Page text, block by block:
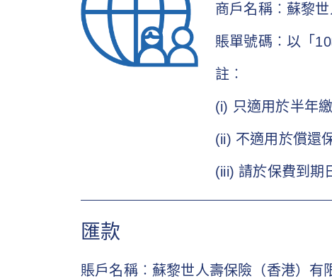
商戶名稱︰蘇黎
賬單號碼︰以「
註︰
(i) 只適用於半年
(ii) 不適用於償還
(iii) 請於保費到期
匯款
賬戶名稱︰蘇黎世人壽保險（香港）有